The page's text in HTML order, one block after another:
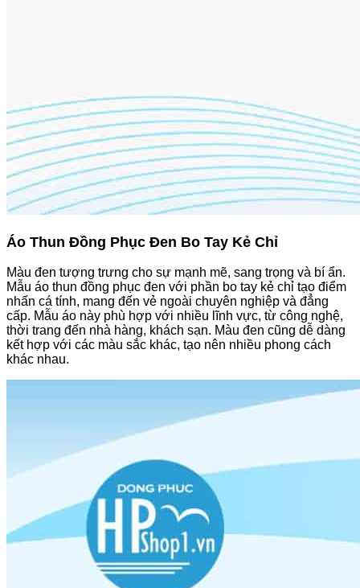
Áo Thun Đồng Phục Đen Bo Tay Kẻ Chỉ
Màu đen tượng trưng cho sự mạnh mẽ, sang trọng và bí ẩn.
Mẫu áo thun đồng phục đen với phần bo tay kẻ chỉ tạo điểm
nhấn cá tính, mang đến vẻ ngoài chuyên nghiệp và đẳng
cấp. Mẫu áo này phù hợp với nhiều lĩnh vực, từ công nghệ,
thời trang đến nhà hàng, khách sạn. Màu đen cũng dễ dàng
kết hợp với các màu sắc khác, tạo nên nhiều phong cách
khác nhau.